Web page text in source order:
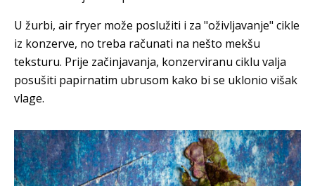
U žurbi, air fryer može poslužiti i za "oživljavanje" cikle
iz konzerve, no treba računati na nešto mekšu
teksturu. Prije začinjavanja, konzerviranu ciklu valja
posušiti papirnatim ubrusom kako bi se uklonio višak
vlage.